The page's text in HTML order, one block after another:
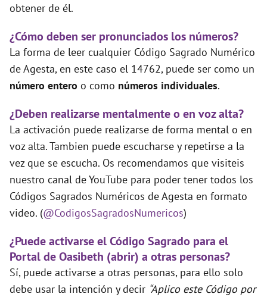
obtener de él.
¿Cómo deben ser pronunciados los números?
La forma de leer cualquier Código Sagrado Numérico
de Agesta, en este caso el 14762, puede ser como un
número entero o como números individuales.
¿Deben realizarse mentalmente o en voz alta?
La activación puede realizarse de forma mental o en
voz alta. Tambien puede escucharse y repetirse a la
vez que se escucha. Os recomendamos que visiteis
nuestro canal de YouTube para poder tener todos los
Códigos Sagrados Numéricos de Agesta en formato
video. (@CodigosSagradosNumericos)
¿Puede activarse el Código Sagrado para el
Portal de Oasibeth (abrir) a otras personas?
Sí, puede activarse a otras personas, para ello solo
debe usar la intención y decir “Aplico este Código por